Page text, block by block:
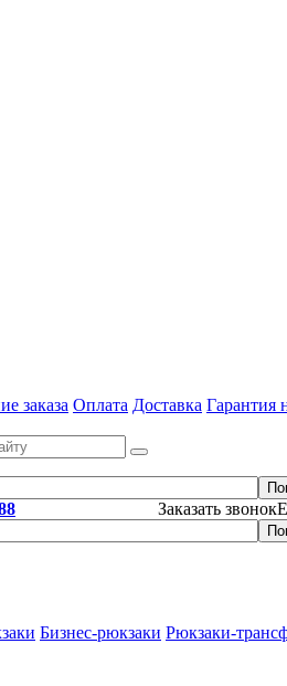
заказа Оплата Доставка Гарантия
Заказать звонок
Бизнес-рюкзаки Рюкзаки-